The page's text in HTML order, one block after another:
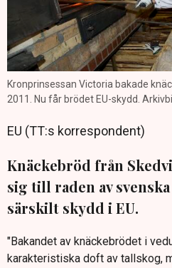
Kronprinsessan Victoria bakade
2011. Nu får brödet EU-skydd.
EU (TT:s korrespondent)
Knäckebröd från
sig till raden av
särskilt skydd i EU.
"Bakandet av knäckebrödet i
karakteristiska doft av tallskog,